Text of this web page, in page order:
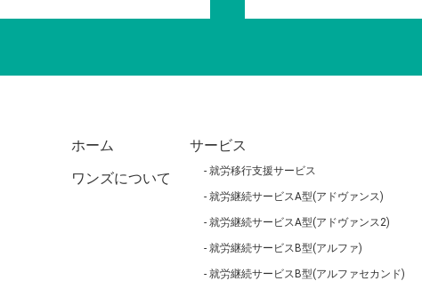
ホーム
ワンズについて
サービス
就労移行支援サービス
就労継続サービスA型(アドヴァンス)
就労継続サービスA型(アドヴァンス2)
就労継続サービスB型(アルファ)
就労継続サービスB型(アルファセカンド)